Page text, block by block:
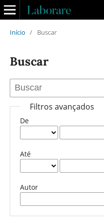
Início / Buscar
Buscar
Filtros avançados
De
Até
Autor